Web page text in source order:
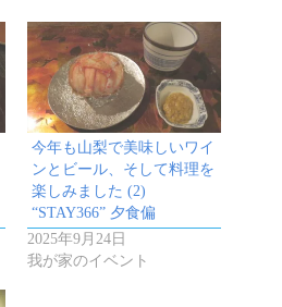
今年も山梨で美味しいワイ
ンとビール、そして料理を
楽しみました (2)
“STAY366” 夕食偏
2025年9月24日
我が家のイベント